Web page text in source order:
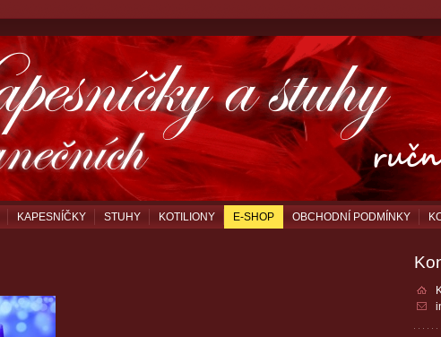
KAPESNÍČKY STUHY KOTILIONY E-SHOP OBCHODNÍ PODMÍNKY